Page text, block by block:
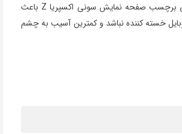
خاصیت انتی یو وی برچسب صفحه نمایش سونی اکسپریا Z باعث
خسته کننده نباشد و کمترین آسیب به چشم